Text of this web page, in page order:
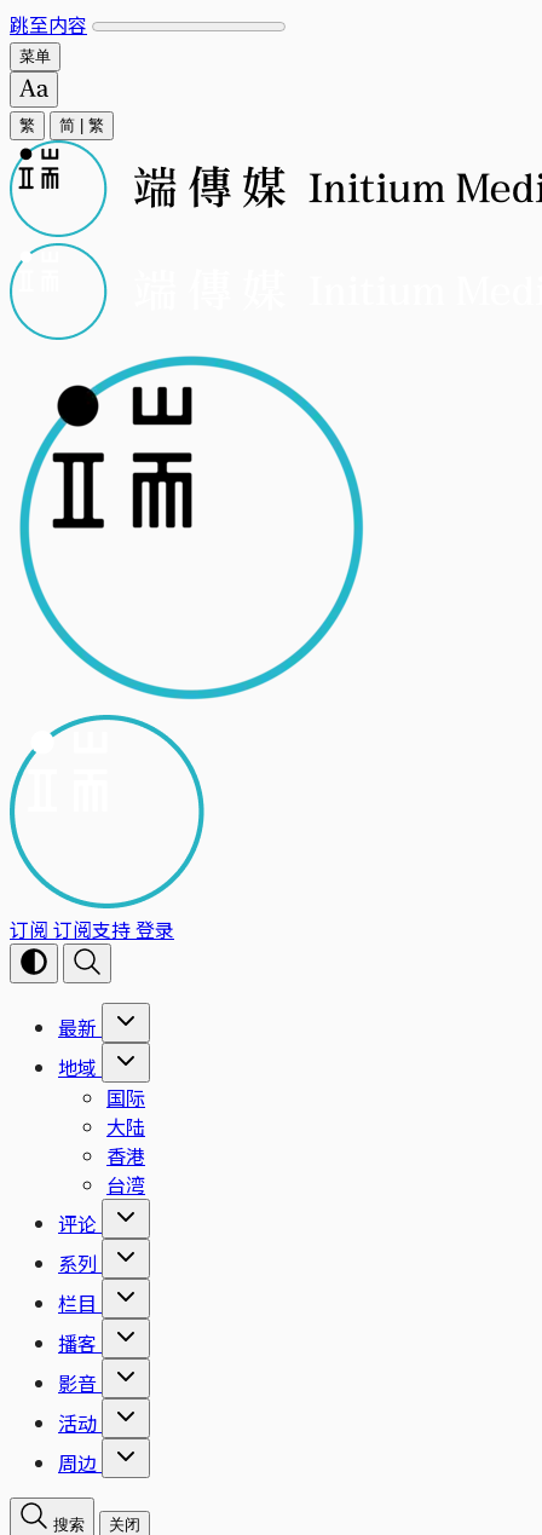
跳至内容
菜单
繁 简 繁
订阅 订阅支持登录
最新
地域
国际
大陆
香港
台湾
评论
系列
栏目
播客
影音
活动
周边
搜索 关闭